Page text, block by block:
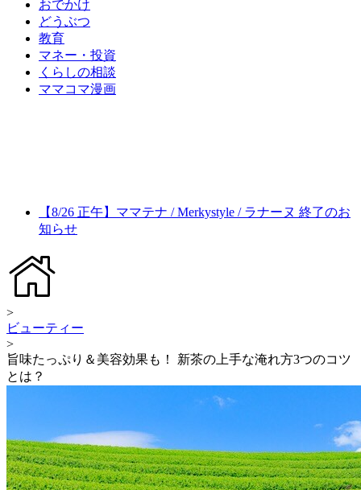
おでかけ
どうぶつ
教育
マネー・投資
くらしの相談
ママコマ漫画
【8/26 正午】ママテナ / Merkystyle / ラナーヌ 終了のお
知らせ
>
ビューティー
>
旨味たっぷり＆美容効果も！ 新茶の上手な淹れ方3つのコツ
とは？